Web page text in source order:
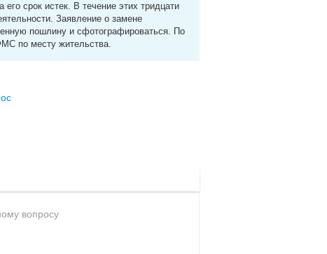
срок истек. В течение этих тридцати
Заявление о замене
пошлину и сфотографироваться. По
по месту жительства.